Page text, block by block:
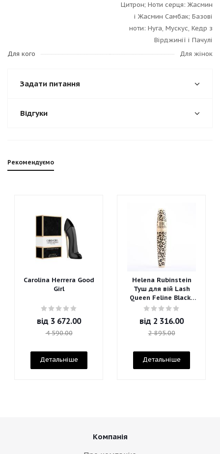
Цитрон; Ноти серця: Жасмин
і Жасмин Самбак; Базові
ноти: Нуга, Мускус, Кедр з
Вірджинії і Пачулі
Для кого
Для жінок
Задати питання
Відгуки
Рекомендуємо
Carolina Herrera Good
Girl
від 3 672.00
4 590.00
Детальніше
Helena Rubinstein
Туш для вій Lash
Queen Feline Blacks
Mascara
від 2 316.00
2 895.00
Детальніше
Компанія